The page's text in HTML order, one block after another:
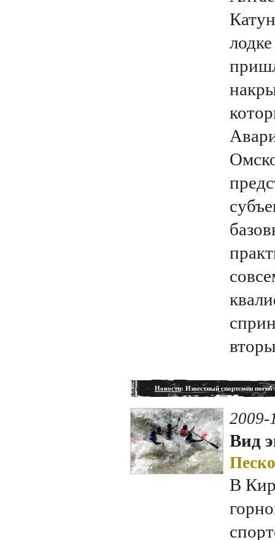
Новости: Известный спортсмен
2009-
Вид
В